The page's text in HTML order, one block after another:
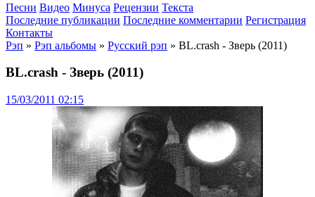
Песни Видео Минуса Рецензии Текста
Последние публикации Последние комментарии Регистрация
Контакты
Рэп » Рэп альбомы » Русский рэп » BL.crash - Зверь (2011)
BL.crash - Зверь (2011)
15/03/2011 02:15